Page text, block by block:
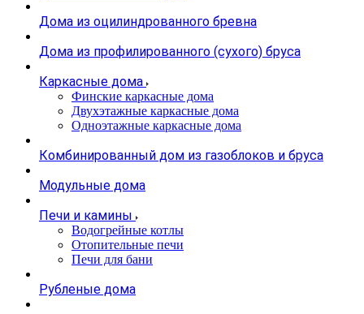
Дома из оцилиндрованного бревна
Дома из профилированного (сухого) бруса
Каркасные дома
Финские каркасные дома
Двухэтажные каркасные дома
Одноэтажные каркасные дома
Комбинированный дом из газоблоков и бруса
Модульные дома
Печи и камины
Водогрейные котлы
Отопительные печи
Печи для бани
Рубленые дома